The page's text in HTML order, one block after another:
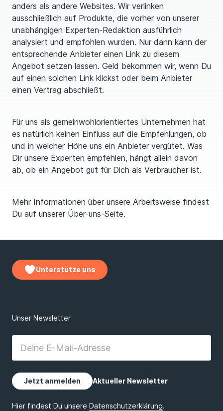
anders als andere Websites. Wir verlinken
ausschließlich auf Produkte, die vorher von unserer
unabhängigen Experten-Redaktion ausführlich
analysiert und empfohlen wurden. Nur dann kann der
entsprechende Anbieter einen Link zu diesem
Angebot setzen lassen. Geld bekommen wir, wenn Du
auf einen solchen Link klickst oder beim Anbieter
einen Vertrag abschließt.
Für uns als gemeinwohlorientiertes Unternehmen hat
es natürlich keinen Einfluss auf die Empfehlungen, ob
und in welcher Höhe uns ein Anbieter vergütet. Was
Dir unsere Experten empfehlen, hängt allein davon
ab, ob ein Angebot gut für Dich als Verbraucher ist.
Mehr Informationen über unsere Arbeitsweise findest
Du auf unserer Über-uns-Seite.
Unterstütze uns